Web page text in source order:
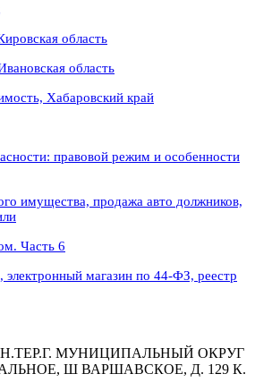
область
область
Хабаровский край
правовой режим и особенности
имущества, продажа авто должников,
Часть 6
электронный магазин по 44-ФЗ, реестр
МУНИЦИПАЛЬНЫЙ ОКРУГ
Ш ВАРШАВСКОЕ, Д. 129 К.